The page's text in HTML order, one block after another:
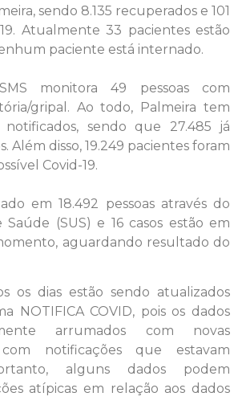
sendo 8.135 recuperados e 101
Atualmente 33 pacientes estão
paciente está internado.
monitora 49 pessoas com
gripal. Ao todo, Palmeira tem
notificados, sendo que 27.485 já
Além disso, 19.249 pacientes foram
Covid-19.
em 18.492 pessoas através do
(SUS) e 16 casos estão em
aguardando resultado do
os dias estão sendo atualizados
NOTIFICA COVID, pois os dados
arrumados com novas
notificações que estavam
alguns dados podem
atípicas em relação aos dados